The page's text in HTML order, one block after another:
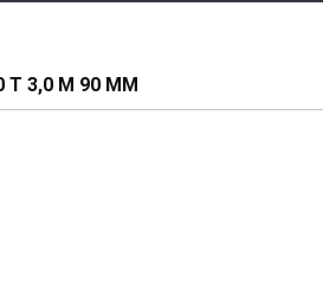
Т 3,0 М 90 ММ